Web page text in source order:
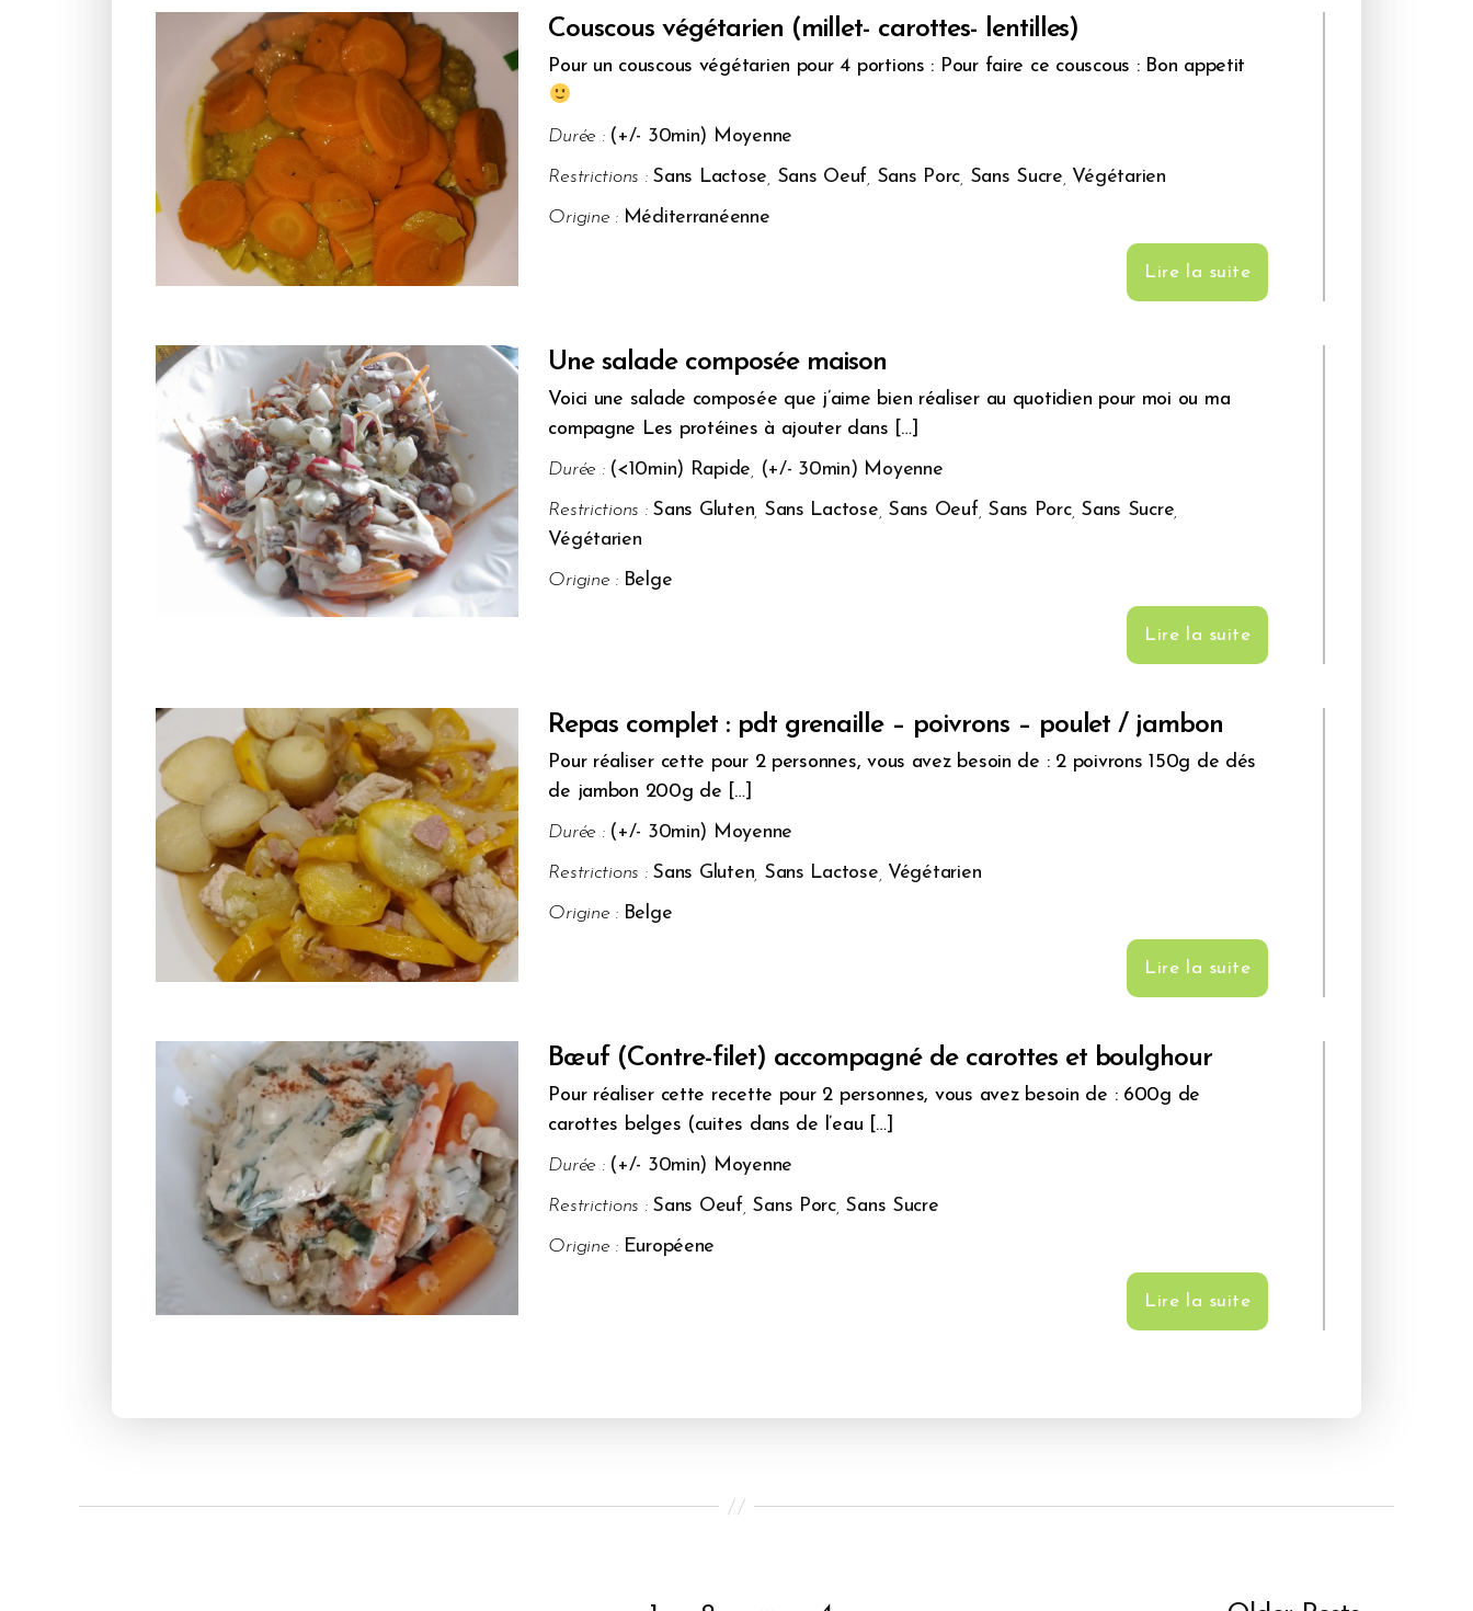
Couscous végétarien (millet- carottes- lentilles)
Pour un couscous végétarien pour 4 portions : Pour faire ce couscous : Bon appetit
Durée : (+/- 30min) Moyenne
Restrictions : Sans Lactose Sans Oeuf Sans Porc Sans Sucre Végétarien
Origine : Méditerranéenne
Lire la suite
Une salade composée maison
Voici une salade composée que j’aime bien réaliser au quotidien pour moi ou ma
compagne Les protéines à ajouter dans […]
Durée : (<10min) Rapide
(+/- 30min) Moyenne
Restrictions : Sans Gluten Sans Lactose Sans Oeuf Sans Porc, Sans Sucre
Végétarien
Origine : Belge
Lire la suite
Repas complet : pdt grenaille – poivrons – poulet / jambon
Pour réaliser cette pour 2 personnes, vous avez besoin de : 2 poivrons 150g de dés
de jambon 200g de […]
Durée : (+/- 30min) Moyenne
Restrictions : Sans Gluten Sans Lactose Végétarien
Origine : Belge
Lire la suite
Bœuf (Contre-filet) accompagné de carottes et boulghour
Pour réaliser cette recette pour 2 personnes, vous avez besoin de : 600g de
carottes belges (cuites dans de l’eau […]
Durée : (+/- 30min) Moyenne
Restrictions : Sans Oeuf Sans Porc, Sans Sucre
Origine : Européene
Lire la suite